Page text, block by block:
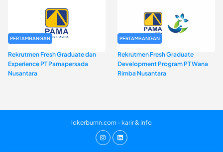
PERTAMBANGAN
Rekrutmen Fresh Graduate dan
Experience PT Pamapersada
Nusantara
PERTAMBANGAN
Rekrutmen Fresh Graduate
Development Program PT Wana
Rimba Nusantara
lokerbumn.com - karir & Info